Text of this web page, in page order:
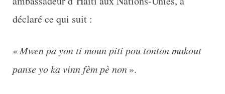
déclaré ce qui suit :
«Mwen pa yon ti moun piti pou tonton makout
panse yo ka vinn fèm pè non».